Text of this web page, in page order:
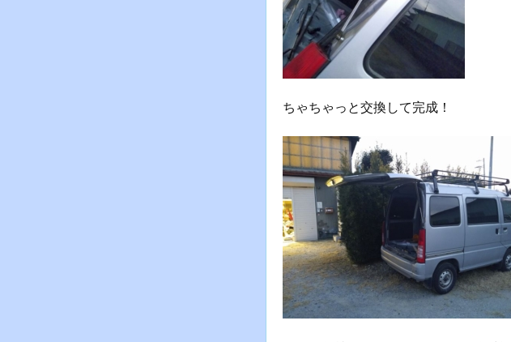
ちゃちゃっと交換して完成！